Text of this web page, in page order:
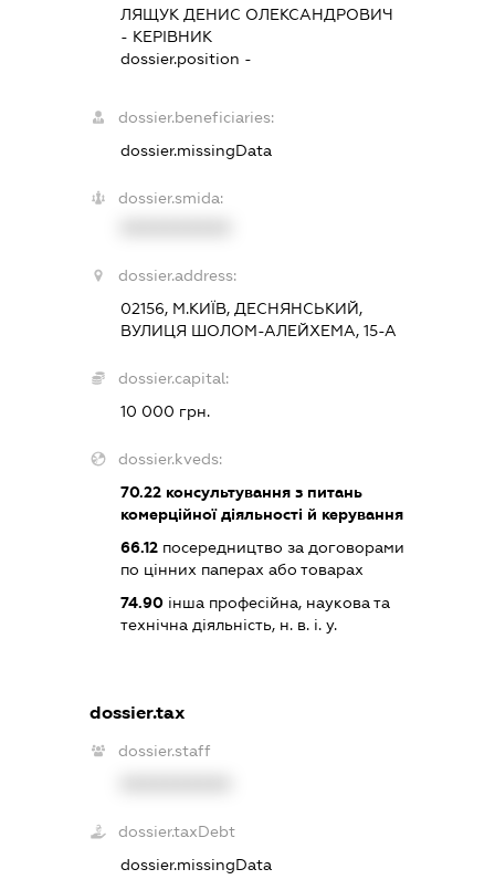
ЛЯЩУК ДЕНИС ОЛЕКСАНДРОВИЧ
- КЕРІВНИК
dossier.position -
dossier.beneficiaries:
dossier.missingData
dossier.smida:
dossier.address:
02156, М.КИЇВ, ДЕСНЯНСЬКИЙ,
ВУЛИЦЯ ШОЛОМ-АЛЕЙХЕМА, 15-А
dossier.capital:
10 000 грн.
dossier.kveds:
70.22 консультування з питань
комерційної діяльності й керування
66.12 посередництво за договорами
по цінних паперах або товарах
74.90 інша професійна, наукова та
технічна діяльність, н. в. і. у.
dossier.tax
dossier.staff
dossier.taxDebt
dossier.missingData